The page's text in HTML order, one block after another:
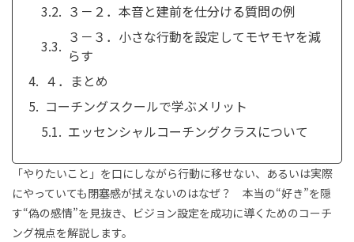
３－２．本音と建前を仕分ける質問の例
３－３．小さな行動を設定してモヤモヤを減
らす
４．まとめ
コーチングスクールで学ぶメリット
エッセンシャルコーチングクラスについて
「やりたいこと」を口にしながら行動に移せない、あるいは実際
にやっていても閉塞感が拭えないのはなぜ？ 本当の“好き”を隠
す“偽の感情”を見抜き、ビジョン設定を成功に導くためのコーチ
ング視点を解説します。